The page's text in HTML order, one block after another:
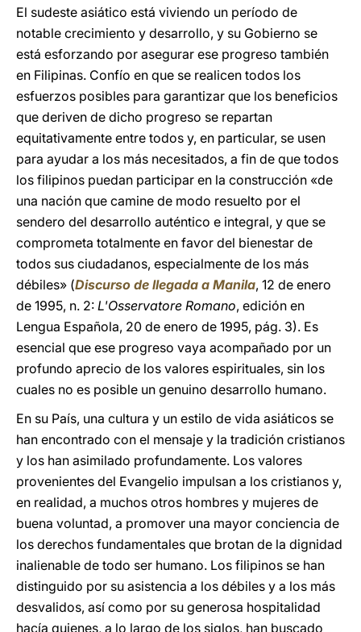
El sudeste asiático está viviendo un período de
notable crecimiento y desarrollo, y su Gobierno se
está esforzando por asegurar ese progreso también
en Filipinas. Confío en que se realicen todos los
esfuerzos posibles para garantizar que los beneficios
que deriven de dicho progreso se repartan
equitativamente entre todos y, en particular, se usen
para ayudar a los más necesitados, a fin de que todos
los filipinos puedan participar en la construcción «de
una nación que camine de modo resuelto por el
sendero del desarrollo auténtico e integral, y que se
comprometa totalmente en favor del bienestar de
todos sus ciudadanos, especialmente de los más
débiles» (Discurso de llegada a Manila, 12 de enero
de 1995, n. 2: L'Osservatore Romano, edición en
Lengua Española, 20 de enero de 1995, pág. 3). Es
esencial que ese progreso vaya acompañado por un
profundo aprecio de los valores espirituales, sin los
cuales no es posible un genuino desarrollo humano.
En su País, una cultura y un estilo de vida asiáticos se
han encontrado con el mensaje y la tradición cristianos
y los han asimilado profundamente. Los valores
provenientes del Evangelio impulsan a los cristianos y,
en realidad, a muchos otros hombres y mujeres de
buena voluntad, a promover una mayor conciencia de
los derechos fundamentales que brotan de la dignidad
inalienable de todo ser humano. Los filipinos se han
distinguido por su asistencia a los débiles y a los más
desvalidos, así como por su generosa hospitalidad
hacía quienes, a lo largo de los siglos, han buscado